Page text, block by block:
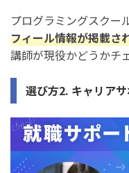
プログラミングスクー
フィール情報が掲載さ
講師が現役かどうかチ
選び方2. キャリア